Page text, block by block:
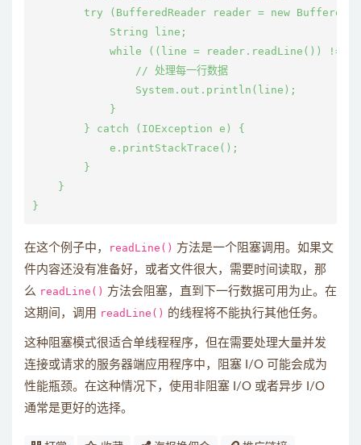
try (BufferedReader reader = new
            String line;
while ((line = reader.readLine()) !=
                // 处理每一行数据
                System.out.println(line);
            }
        } catch (IOException e) {
            e.printStackTrace();
        }
    }
在这个例子中， readLine() 方法是一个阻塞调用。如果文
件内容还没有准备好，或者文件很大，需要时间读取，那
么 readLine() 方法会阻塞，直到下一行数据可用为止。在
这期间，调用 readLine() 的线程将不能执行其他任务。
这种阻塞模式很适合单线程程序，但在需要处理大量并发
连接或请求的服务器端应用程序中，阻塞 I/O 可能会成为
性能瓶颈。在这种情况下，使用非阻塞 I/O 或者异步 I/O
通常是更好的选择。